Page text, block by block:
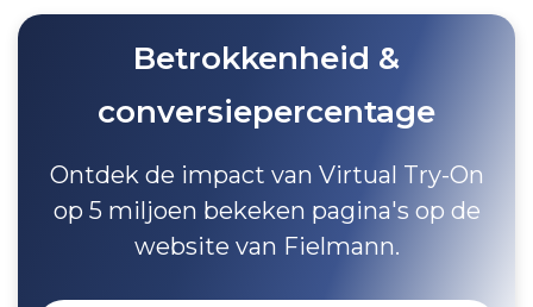
Betrokkenheid &
conversiepercentage
Ontdek de impact van Virtual Try-On
op 5 miljoen bekeken pagina's op de
website van Fielmann.